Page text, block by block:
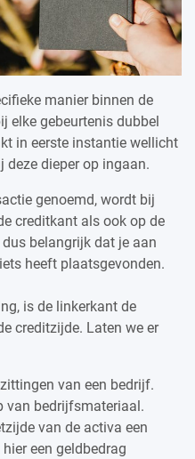
manier binnen de
elke gebeurtenis dubbel
in eerste instantie wellicht
deze dieper op ingaan.
genoemd, wordt bij
creditkant als ook op de
belangrijk dat je aan
heeft plaatsgevonden.
is de linkerkant de
creditzijde. Laten we er
van een bedrijf.
van bedrijfsmateriaal.
van de activa een
een geldbedrag